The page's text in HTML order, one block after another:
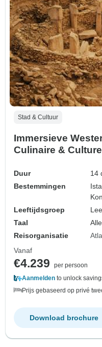
Stad & Cultuur
Immersieve
Culinaire &
Duur
14
Bestemmingen
Leeftijdsgroep
Taal
Reisorganisatie
Vanaf
€4.239
per persoon
Aanmelden to unlock
Prijs gebaseerd op privé
Download brochure